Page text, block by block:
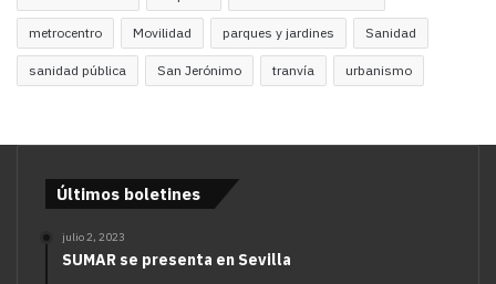
metrocentro Movilidad parques y jardines Sanidad
sanidad pública San Jerónimo tranvía urbanismo
Últimos boletines
julio 2, 2023
SUMAR se presenta en Sevilla